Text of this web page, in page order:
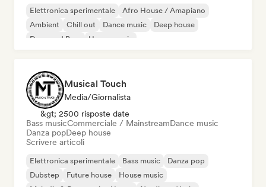
Elettronica sperimentale
Afro House / Amapiano
Ambient
Chill out Dance music
Deep house
Drum and Bass
House music
Musical Touch
Media/Giornalista
&gt; 2500 risposte date
Bass musicCommerciale / MainstreamDance music
Danza popDeep house
Scrivere articoli
Elettronica sperimentale Bass music
Danza pop
Dubstep
Future house
House music